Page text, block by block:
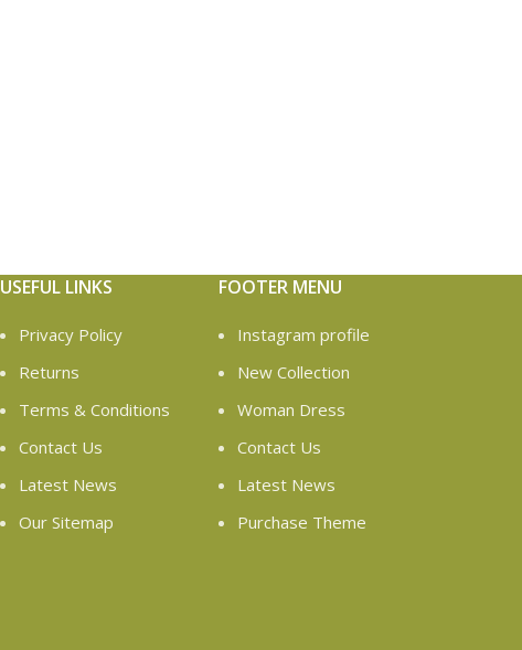
USEFUL LINKS
Privacy Policy
Returns
Terms & Conditions
Contact Us
Latest News
Our Sitemap
FOOTER MENU
Instagram profile
New Collection
Woman Dress
Contact Us
Latest News
Purchase Theme